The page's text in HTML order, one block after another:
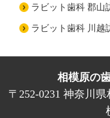
ラビット歯科 郡山
ラビット歯科 川越
相模原の
〒252-0231 神奈川